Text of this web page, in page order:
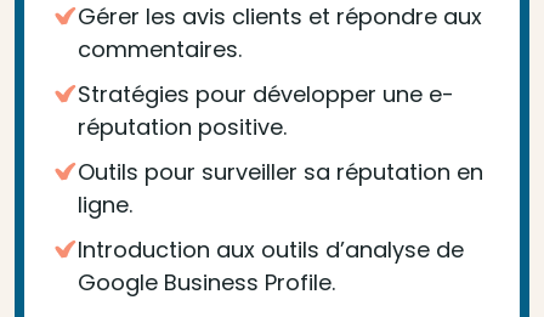
Gérer les avis clients et répondre aux
commentaires.
Stratégies pour développer une e-
réputation positive.
Outils pour surveiller sa réputation en
ligne.
Introduction aux outils d’analyse de
Google Business Profile.